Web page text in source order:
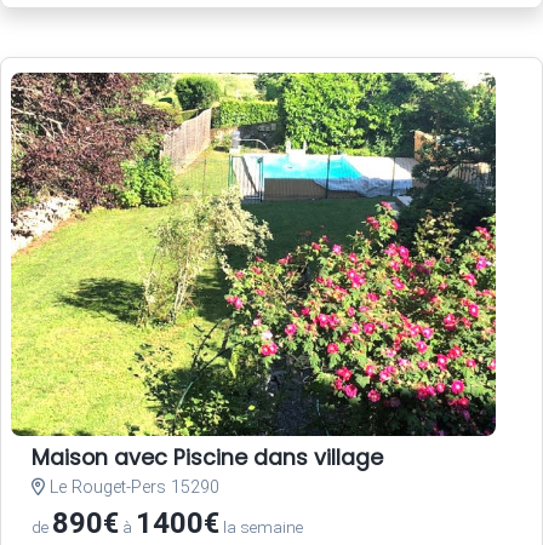
Maison avec Piscine dans village
Le Rouget-Pers 15290
de 890€ à 1400€ la semaine